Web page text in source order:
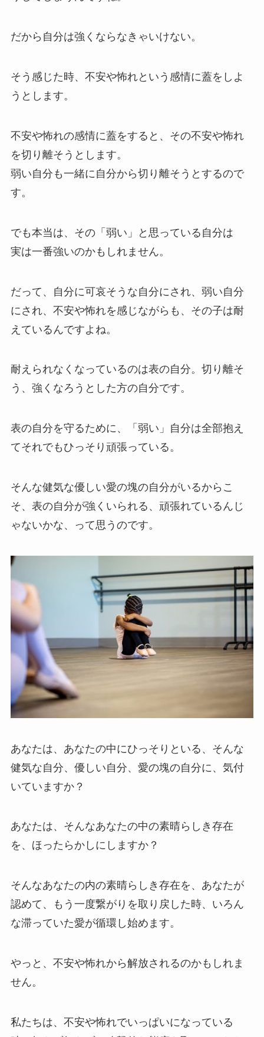
だから自分は強くならなきゃいけない。
そう感じた時、不安や怖れという感情に蓋をしよ
うとします。
不安や怖れの感情に蓋をすると、その不安や怖れ
を切り離そうとします。
弱い自分も一緒に自分から切り離そうとするので
す。
でも本当は、その「弱い」と思っている自分は
実は一番強いのかもしれません。
だって、自分に可哀そうな自分にされ、弱い自分
にされ、不安や怖れを感じながらも、その子は耐
えているんですよね。
耐えられなくなっているのは表の自分。切り離そ
う、強くなろうとした方の自分です。
表の自分を守るために、「弱い」自分は全部抱え
てそれでもひっそり頑張っている。
そんな健気な優しい愛の塊の自分がいるからこ
そ、表の自分が強くいられる、頑張れているんじ
ゃないかな、って思うのです。
あなたは、あなたの中にひっそりといる、そんな
健気な自分、優しい自分、愛の塊の自分に、気付
いていますか？
あなたは、そんなあなたの中の素晴らしき存在
を、ほったらかしにしますか？
そんなあなたの内の素晴らしき存在を、あなたが
認めて、もう一度繋がりを取り戻した時、いろん
な滞っていた愛が循環し始めます。
やっと、不安や怖れから解放されるのかもしれま
せん。
私たちは、不安や怖れでいっぱいになっている